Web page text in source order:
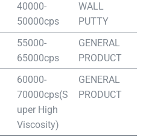
40000-
50000cps
WALL
PUTTY
55000-
65000cps
GENERAL
PRODUCT
60000-
70000cps(S
uper High
Viscosity)
GENERAL
PRODUCT